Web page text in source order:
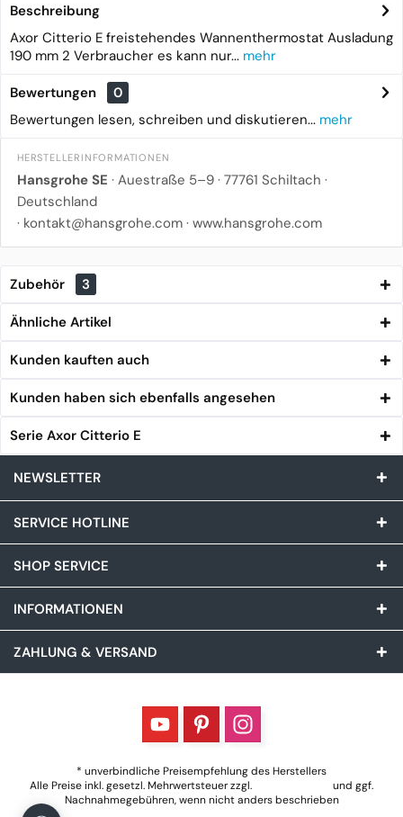
Beschreibung
Axor Citterio E freistehendes Wannenthermostat Ausladung
190 mm 2 Verbraucher es kann nur... mehr
Bewertungen
0
Bewertungen lesen, schreiben und diskutieren... mehr
HERSTELLERINFORMATIONEN
Hansgrohe SE · Auestraße 5–9 · 77761 Schiltach ·
Deutschland
· kontakt@hansgrohe.com · www.hansgrohe.com
Zubehör 3
Ähnliche Artikel
Kunden kauften auch
Kunden haben sich ebenfalls angesehen
Serie Axor Citterio E
NEWSLETTER
SERVICE HOTLINE
SHOP SERVICE
INFORMATIONEN
ZAHLUNG & VERSAND
* unverbindliche Preisempfehlung des Herstellers
Alle Preise inkl. gesetzl. Mehrwertsteuer zzgl.
und ggf.
Nachnahmegebühren, wenn nicht anders beschrieben